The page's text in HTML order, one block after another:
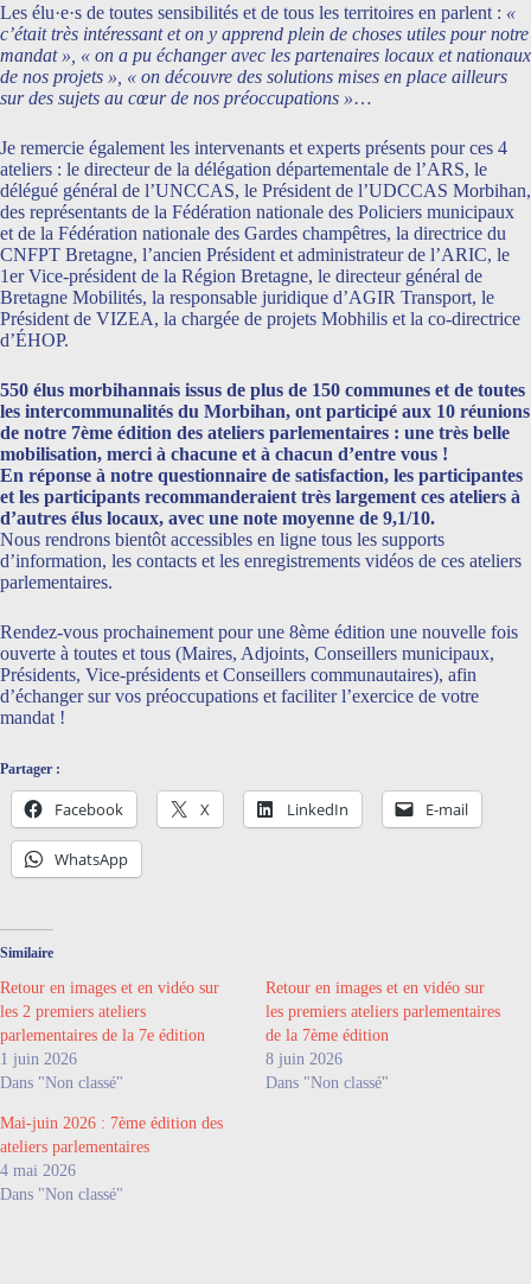
Les élu·e·s de toutes sensibilités et de tous les territoires en parlent : «
c’était très intéressant et on y apprend plein de choses utiles pour notre
mandat », « on a pu échanger avec les partenaires locaux et nationaux
de nos projets », « on découvre des solutions mises en place ailleurs
sur des sujets au cœur de nos préoccupations »…
Je remercie également les intervenants et experts présents pour ces 4
ateliers : le directeur de la délégation départementale de l’ARS, le
délégué général de l’UNCCAS, le Président de l’UDCCAS Morbihan,
des représentants de la Fédération nationale des Policiers municipaux
et de la Fédération nationale des Gardes champêtres, la directrice du
CNFPT Bretagne, l’ancien Président et administrateur de l’ARIC, le
1er Vice-président de la Région Bretagne, le directeur général de
Bretagne Mobilités, la responsable juridique d’AGIR Transport, le
Président de VIZEA, la chargée de projets Mobhilis et la co-directrice
d’ÉHOP.
550 élus morbihannais issus de plus de 150 communes et de toutes
les intercommunalités du Morbihan, ont participé aux 10 réunions
de notre 7ème édition des ateliers parlementaires : une très belle
mobilisation, merci à chacune et à chacun d’entre vous !
En réponse à notre questionnaire de satisfaction, les participantes
et les participants recommanderaient très largement ces ateliers à
d’autres élus locaux, avec une note moyenne de 9,1/10.
Nous rendrons bientôt accessibles en ligne tous les supports
d’information, les contacts et les enregistrements vidéos de ces ateliers
parlementaires.
Rendez-vous prochainement pour une 8ème édition une nouvelle fois
ouverte à toutes et tous (Maires, Adjoints, Conseillers municipaux,
Présidents, Vice-présidents et Conseillers communautaires), afin
d’échanger sur vos préoccupations et faciliter l’exercice de votre
mandat !
Partager :
Facebook X LinkedIn E-mail
WhatsApp
Similaire
Retour en images et en vidéo sur
les 2 premiers ateliers
parlementaires de la 7e édition
1 juin 2026
Dans "Non classé"
Retour en images et en vidéo sur
les premiers ateliers parlementaires
de la 7ème édition
8 juin 2026
Dans "Non classé"
Mai-juin 2026 : 7ème édition des
ateliers parlementaires
4 mai 2026
Dans "Non classé"